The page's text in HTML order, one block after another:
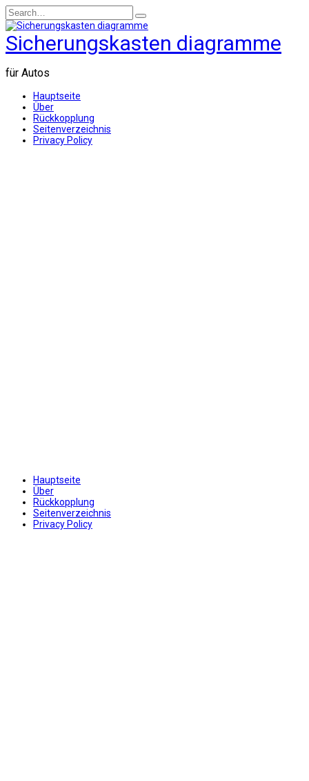
Skip
to
content
Search
for:
Sicherungskasten diagramme
für Autos
Hauptseite
Über
Rückkopplung
Seitenverzeichnis
Privacy Policy
Hauptseite
Über
Rückkopplung
Seitenverzeichnis
Privacy Policy